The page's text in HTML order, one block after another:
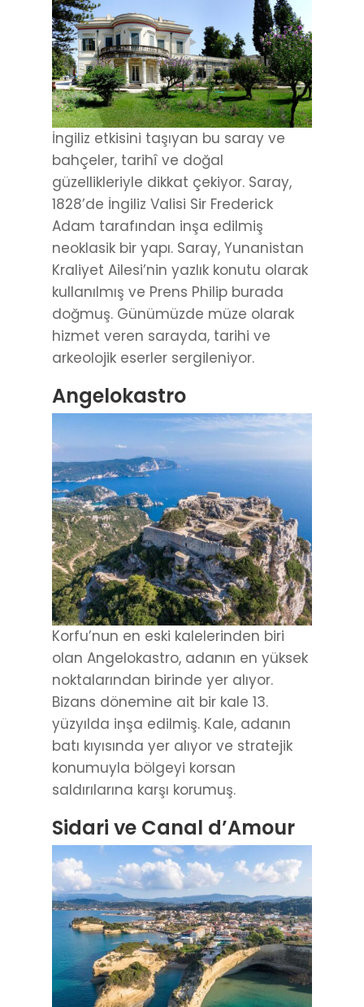
İngiliz etkisini taşıyan bu saray ve
bahçeler, tarihî ve doğal
güzellikleriyle dikkat çekiyor. Saray,
1828’de İngiliz Valisi Sir Frederick
Adam tarafından inşa edilmiş
neoklasik bir yapı. Saray, Yunanistan
Kraliyet Ailesi’nin yazlık konutu olarak
kullanılmış ve Prens Philip burada
doğmuş. Günümüzde müze olarak
hizmet veren sarayda, tarihi ve
arkeolojik eserler sergileniyor.
Angelokastro
Korfu’nun en eski kalelerinden biri
olan Angelokastro, adanın en yüksek
noktalarından birinde yer alıyor.
Bizans dönemine ait bir kale 13.
yüzyılda inşa edilmiş. Kale, adanın
batı kıyısında yer alıyor ve stratejik
konumuyla bölgeyi korsan
saldırılarına karşı korumuş.
Sidari ve Canal d’Amour